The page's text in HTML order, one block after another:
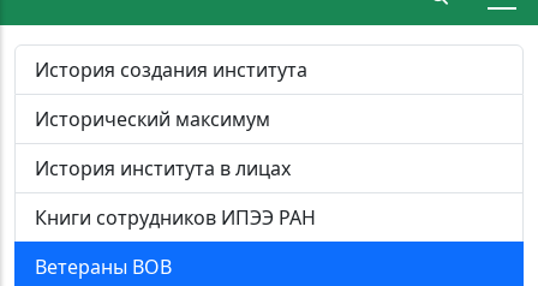
История создания института
Исторический максимум
История института в лицах
Книги сотрудников ИПЭЭ РАН
Ветераны ВОВ